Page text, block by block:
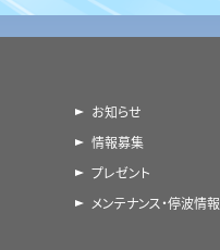
お知らせ
情報募集
プレゼント
メンテナンス・停波情報